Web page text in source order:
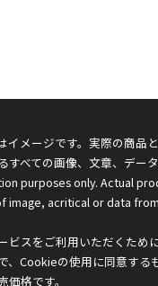
メージです。実際の商品
べての画像、文章、デー
purposes only. Actual
image, acritical or data
スをご利用いただくため
、Cookieの使用に同意する
格です。